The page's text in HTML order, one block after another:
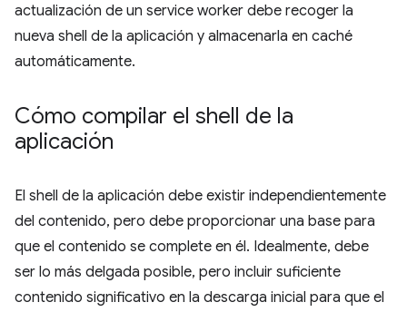
actualización de un service worker debe recoger la
nueva shell de la aplicación y almacenarla en caché
automáticamente.
Cómo compilar el shell de la
aplicación
El shell de la aplicación debe existir independientemente
del contenido, pero debe proporcionar una base para
que el contenido se complete en él. Idealmente, debe
ser lo más delgada posible, pero incluir suficiente
contenido significativo en la descarga inicial para que el